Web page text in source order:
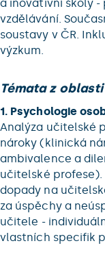
a inovativní školy -
vzdělávání.
soustavy v ČR.
výzkum.
Témata z
1. Psychologie
Analýza učitelské
nároky (klinická
ambivalence a
učitelské profese).
dopady na
za úspěchy a
učitele -
vlastních specifik